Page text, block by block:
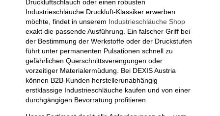
Druckluftschlauch oder einen robusten
Industrieschläuche Druckluft-Klassiker erwerben
möchte, findet in unserem Industrieschläuche Shop
exakt die passende Ausführung. Ein falscher Griff bei
der Bestimmung der Werkstoffe oder der Druckstufen
führt unter permanenten Pulsationen schnell zu
gefährlichen Querschnittsverengungen oder
vorzeitiger Materialermüdung. Bei DEXIS Austria
können B2B-Kunden herstellerunabhängig
erstklassige Industrieschläuche kaufen und von einer
durchgängigen Bevorratung profitieren.